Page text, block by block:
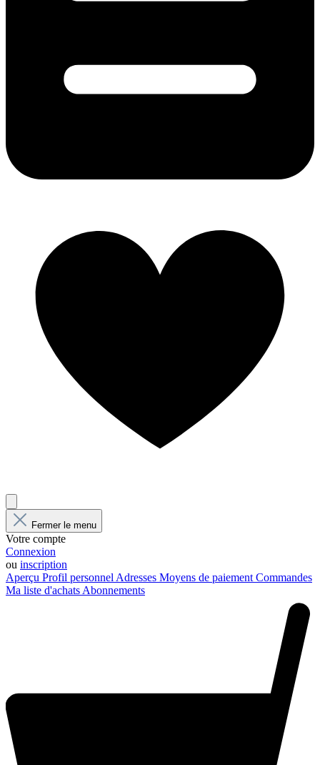
Fermer le menu
Votre compte
Connexion
ou inscription
Aperçu Profil personnel Adresses Moyens de paiement Commandes
Ma liste d'achats Abonnements